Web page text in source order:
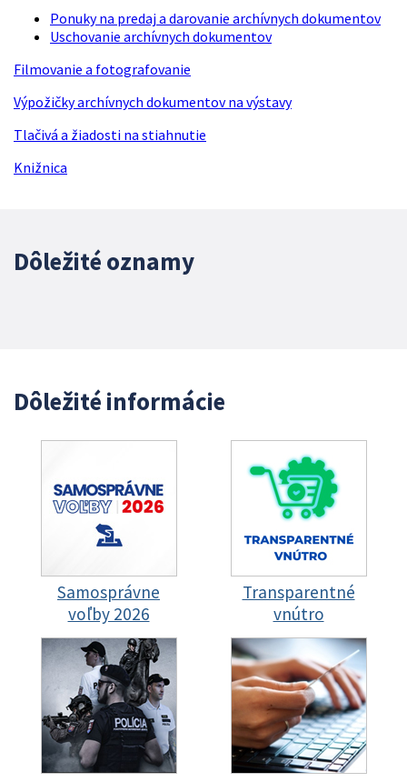
Ponuky na predaj a darovanie archívnych dokumentov
Uschovanie archívnych dokumentov
Filmovanie a fotografovanie
Výpožičky archívnych dokumentov na výstavy
Tlačivá a žiadosti na stiahnutie
Knižnica
Dôležité oznamy
Dôležité informácie
Samosprávne
voľby 2026
Transparentné
vnútro